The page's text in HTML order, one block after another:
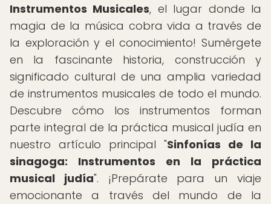
Instrumentos Musicales, el lugar donde la
magia de la música cobra vida a través de
la exploración y el conocimiento! Sumérgete
en la fascinante historia, construcción y
significado cultural de una amplia variedad
de instrumentos musicales de todo el mundo.
Descubre cómo los instrumentos forman
parte integral de la práctica musical judía en
nuestro artículo principal "Sinfonías de la
sinagoga: Instrumentos en la práctica
musical judía". ¡Prepárate para un viaje
emocionante a través del mundo de la